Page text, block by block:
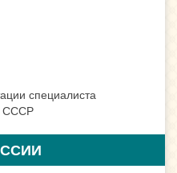
специалиста
СССР